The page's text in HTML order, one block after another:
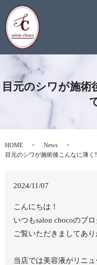
目元のシワが施
HOME
News
目元のシワが施術後こんなに薄く
2024/11/07
こんにちは！
いつもsalon chocoのブロ
ご覧いただきましてあ
当店では美容液がリニュ